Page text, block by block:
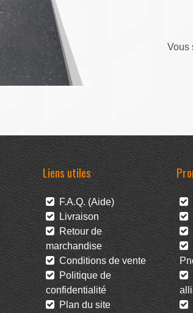
Vous
Liens utiles
F.A.Q. (Aide)
Livraison
Retour de
marchandise
Conditions de vente
Politique de
confidentialité
Plan du site